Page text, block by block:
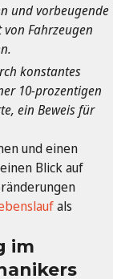
und vorbeugende
Fahrzeugen
konstantes
10-prozentigen
ein Beweis für
und einen
Blick auf
als
im